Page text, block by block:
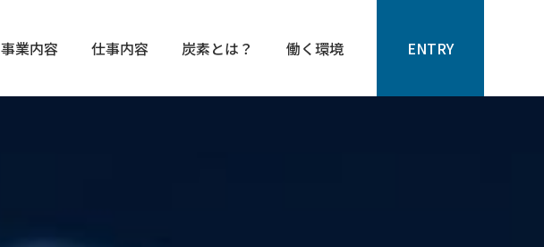
事業内容 仕事内容 炭素とは？ 働く環境 ENTRY